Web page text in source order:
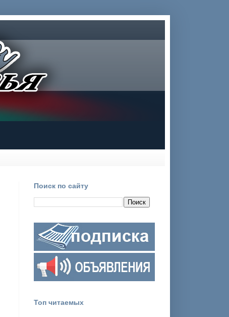
Поиск по сайту
Топ читаемых